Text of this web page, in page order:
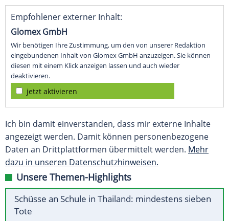
Empfohlener externer Inhalt:
Glomex GmbH
Wir benötigen Ihre Zustimmung, um den von unserer Redaktion
eingebundenen Inhalt von Glomex GmbH anzuzeigen. Sie können
diesen mit einem Klick anzeigen lassen und auch wieder
deaktivieren.
jetzt aktivieren
Ich bin damit einverstanden, dass mir externe Inhalte
angezeigt werden. Damit können personenbezogene
Daten an Drittplattformen übermittelt werden. Mehr
dazu in unseren Datenschutzhinweisen.
Unsere Themen-Highlights
Schüsse an Schule in Thailand: mindestens sieben
Tote